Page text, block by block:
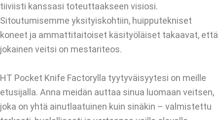
tiiviisti kanssasi toteuttaakseen visiosi.
Sitoutumisemme yksityiskohtiin, huipputekniset
koneet ja ammattitaitoiset käsityöläiset takaavat, että
jokainen veitsi on mestariteos.
HT Pocket Knife Factorylla tyytyväisyytesi on meille
etusijalla. Anna meidän auttaa sinua luomaan veitsen,
joka on yhtä ainutlaatuinen kuin sinäkin – valmistettu